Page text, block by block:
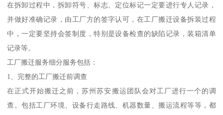
在拆卸过程中，拆卸符号、标志、定位标记一定要进行专人记录，
并做好准确记录，由工厂方的签字认可，在工厂搬迁设备拆装过程
中，一定要坚持会签制度，特别是设备检查的缺陷记录，装箱清单
记录等。
工厂搬迁服务细分服务包括：
1、完整的工厂搬迁前调查
在正式开始搬迁之前，苏州苏安搬运团队会对工厂进行一个的调
查。包括工厂环境、设备行走路线、机器数量、搬运流程等等，都